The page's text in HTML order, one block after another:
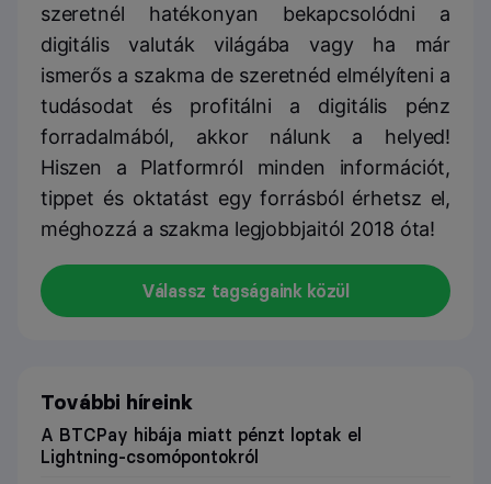
szeretnél hatékonyan bekapcsolódni a
digitális valuták világába vagy ha már
ismerős a szakma de szeretnéd elmélyíteni a
tudásodat és profitálni a digitális pénz
forradalmából, akkor nálunk a helyed!
Hiszen a Platformról minden információt,
tippet és oktatást egy forrásból érhetsz el,
méghozzá a szakma legjobbjaitól 2018 óta!
Válassz tagságaink közül
További híreink
A BTCPay hibája miatt pénzt loptak el
Lightning-csomópontokról